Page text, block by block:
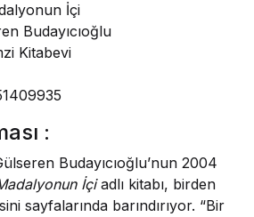
İçi
Budayıcıoğlu
Kitabevi
:
Budayıcıoğlu’nun 2004
İçiadlı kitabı, birden
sayfalarında barındırıyor. “Bir